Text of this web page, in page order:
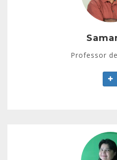
Professor
Vasta experiência em
Valdilene